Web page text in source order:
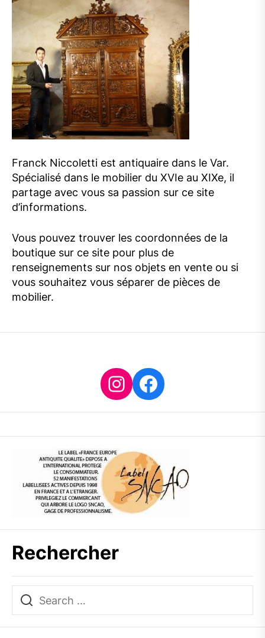
Franck Niccoletti est antiquaire dans le Var.
Spécialisé dans le mobilier du XVIe au XIXe, il
partage avec vous sa passion sur ce site
d’informations.
Vous pouvez trouver les coordonnées de la
boutique sur ce site pour plus de
renseignements sur nos objets en vente ou si
vous souhaitez vous séparer de pièces de
mobilier.
Instagram
Facebook
Rechercher